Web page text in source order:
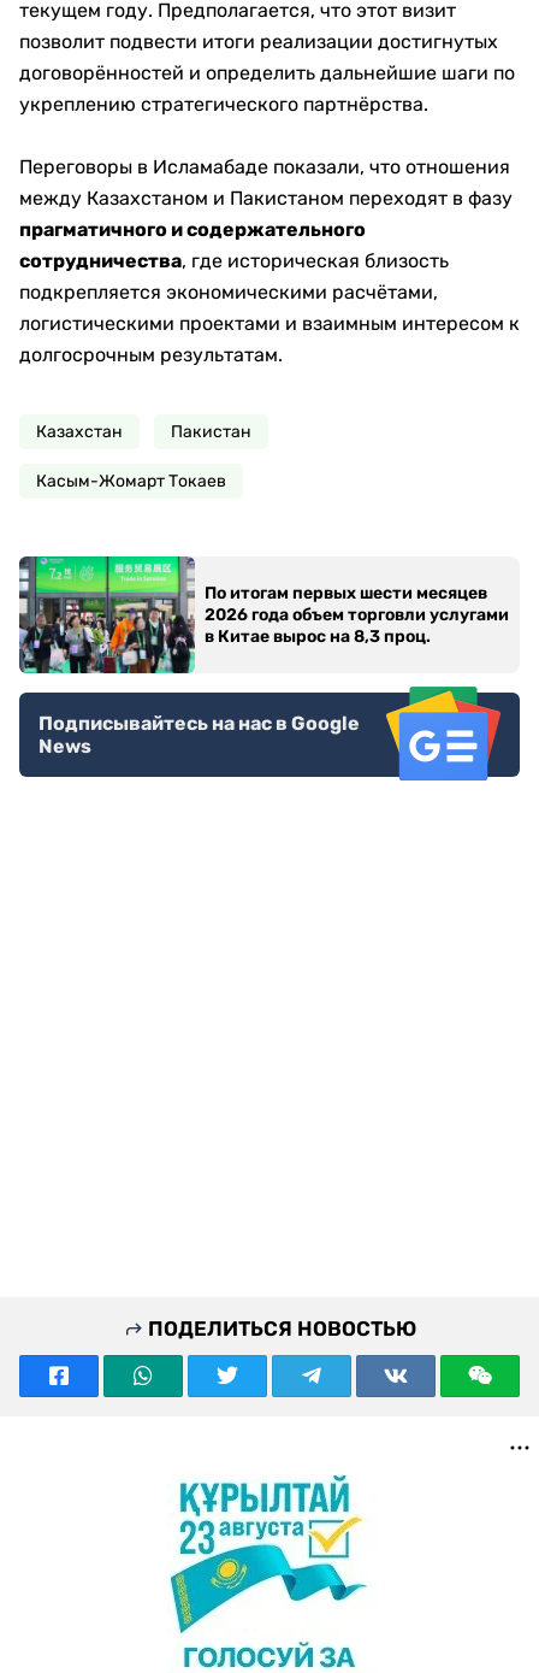
текущем году. Предполагается, что этот визит
позволит подвести итоги реализации достигнутых
договорённостей и определить дальнейшие шаги по
укреплению стратегического партнёрства.
Переговоры в Исламабаде показали, что отношения
между Казахстаном и Пакистаном переходят в фазу
прагматичного и содержательного
сотрудничества, где историческая близость
подкрепляется экономическими расчётами,
логистическими проектами и взаимным интересом к
долгосрочным результатам.
Казахстан Пакистан
Касым-Жомарт Токаев
По итогам первых шести месяцев
2026 года объем торговли услугами
в Китае вырос на 8,3 проц.
Подписывайтесь на нас в Google
News
ПОДЕЛИТЬСЯ НОВОСТЬЮ